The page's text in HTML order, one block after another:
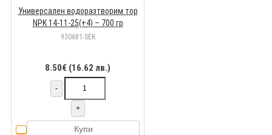
Универсален водоразтворим тор
NPK 14-11-25(+4) – 700 гр
930681-SEK
8.50€ (16.62 лв.)
-
+
Купи